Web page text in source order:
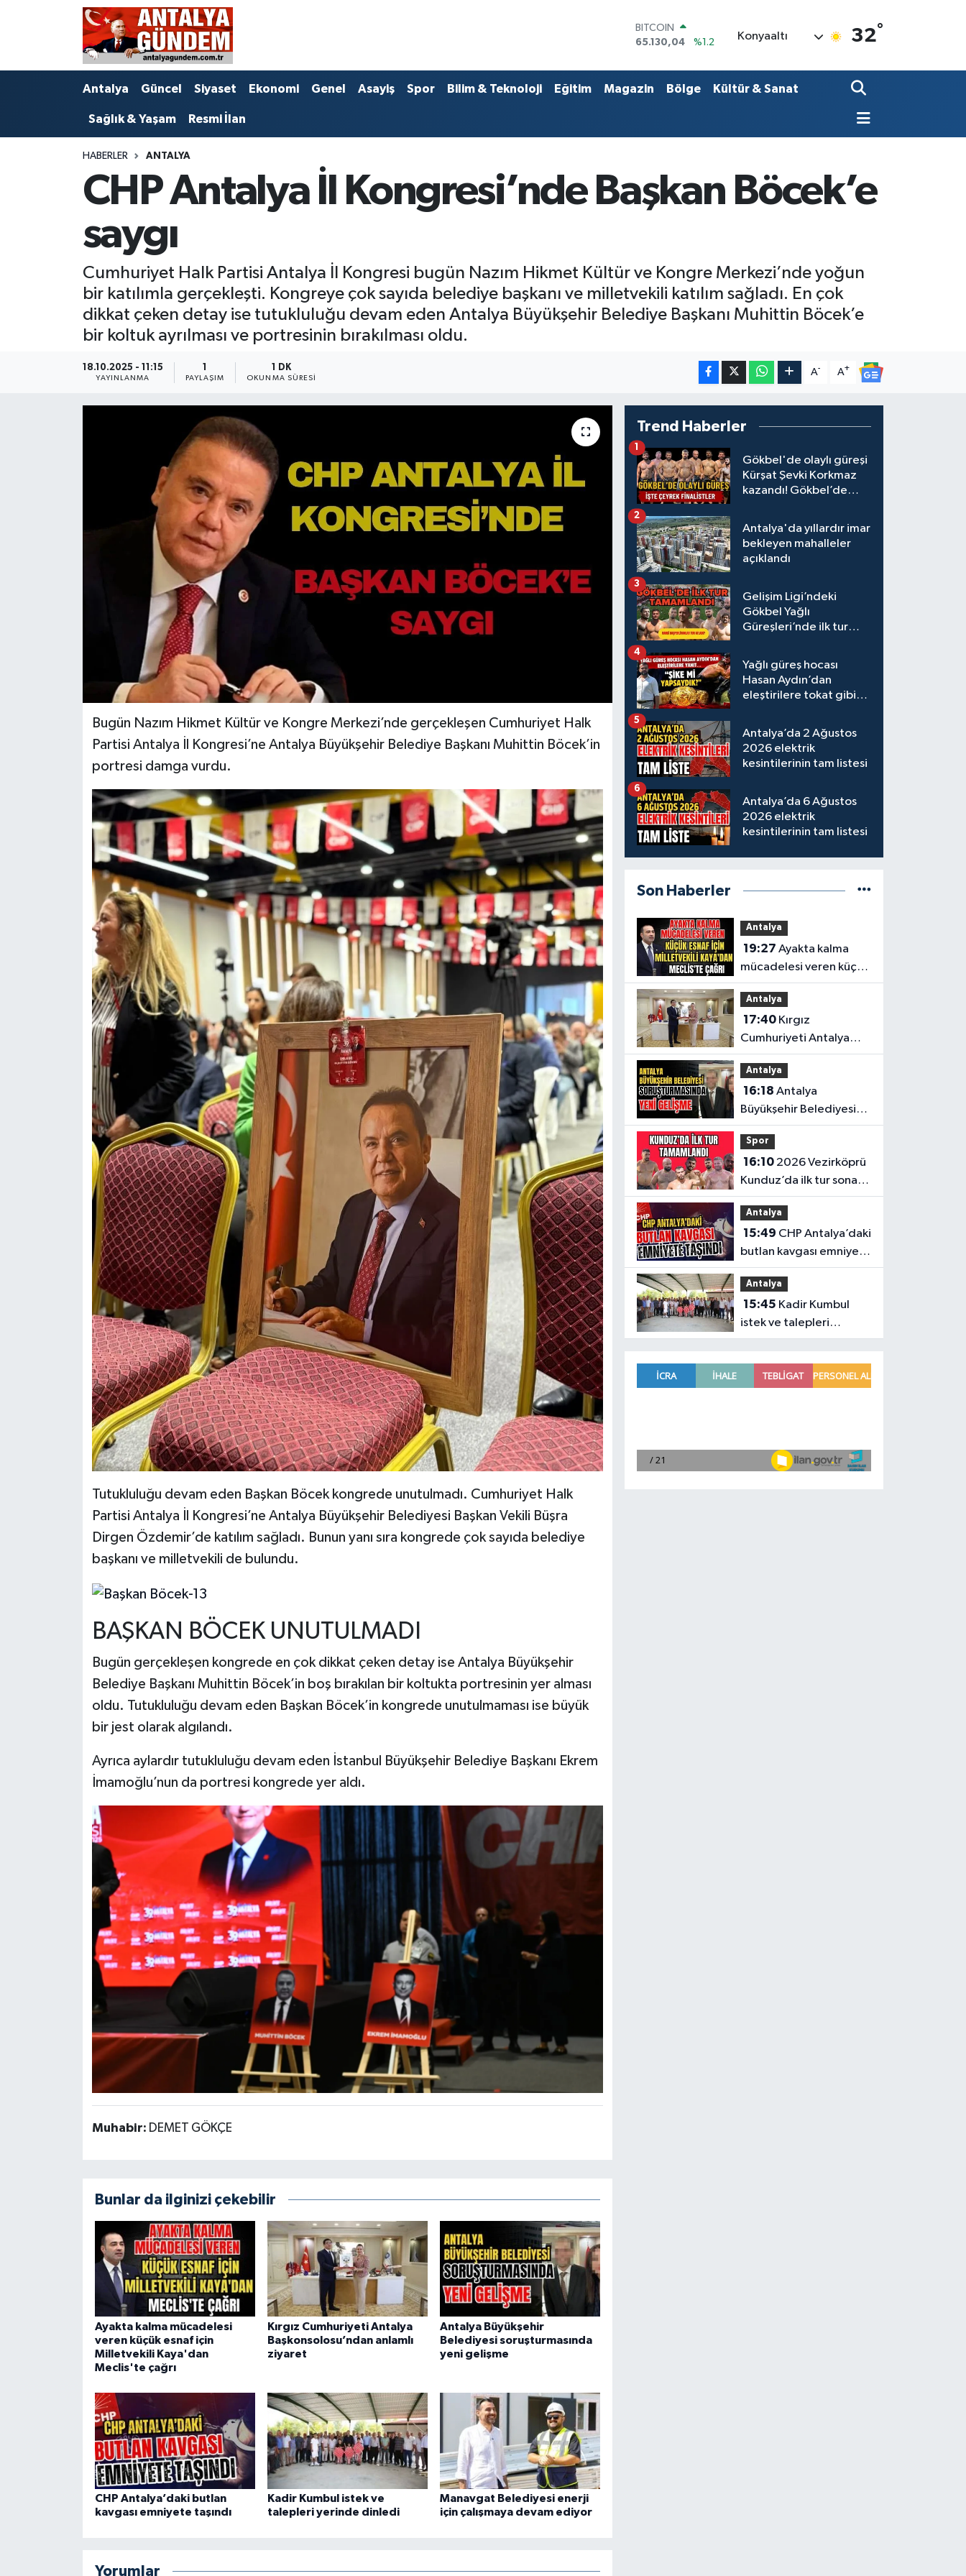
DOLAR
47,7106
%0.17
55,1652
%0.27
STERLİN
65.130,04
%1.2
Konyaaltı 32°
Antalya Güncel Siyaset Ekonomi Genel Asayiş Spor Bilim & Teknoloji Eğitim Magazin Bölge Kültür & Sanat
Sağlık & Yaşam Resmi İlan
HABERLER ANTALYA
CHP Antalya İl Kongresi’nde Başkan Böcek’e
saygı
Cumhuriyet Halk Partisi Antalya İl Kongresi bugün Nazım Hikmet Kültür ve Kongre Merkezi’nde yoğun
bir katılımla gerçekleşti. Kongreye çok sayıda belediye başkanı ve milletvekili katılım sağladı. En çok
dikkat çeken detay ise tutukluluğu devam eden Antalya Büyükşehir Belediye Başkanı Muhittin Böcek’e
bir koltuk ayrılması ve portresinin bırakılması oldu.
18.10.2025 - 11:15
YAYINLANMA
1
PAYLAŞIM
1 DK
OKUNMA SÜRESI
A- A+
Bugün Nazım Hikmet Kültür ve Kongre Merkezi’nde gerçekleşen Cumhuriyet Halk
Partisi Antalya İl Kongresi’ne Antalya Büyükşehir Belediye Başkanı Muhittin Böcek’in
portresi damga vurdu.
Tutukluluğu devam eden Başkan Böcek kongrede unutulmadı. Cumhuriyet Halk
Partisi Antalya İl Kongresi’ne Antalya Büyükşehir Belediyesi Başkan Vekili Büşra
Dirgen Özdemir’de katılım sağladı. Bunun yanı sıra kongrede çok sayıda belediye
başkanı ve milletvekili de bulundu.
BAŞKAN BÖCEK UNUTULMADI
Bugün gerçekleşen kongrede en çok dikkat çeken detay ise Antalya Büyükşehir
Belediye Başkanı Muhittin Böcek’in boş bırakılan bir koltukta portresinin yer alması
oldu. Tutukluluğu devam eden Başkan Böcek’in kongrede unutulmaması ise büyük
bir jest olarak algılandı.
Ayrıca aylardır tutukluluğu devam eden İstanbul Büyükşehir Belediye Başkanı Ekrem
İmamoğlu’nun da portresi kongrede yer aldı.
Muhabir: DEMET GÖKÇE
Bunlar da ilginizi çekebilir
Ayakta kalma mücadelesi
veren küçük esnaf için
Milletvekili Kaya'dan
Meclis'te çağrı
Kırgız Cumhuriyeti Antalya
Başkonsolosu’ndan anlamlı
ziyaret
Antalya Büyükşehir
Belediyesi soruşturmasında
yeni gelişme
CHP Antalya’daki butlan
kavgası emniyete taşındı
Kadir Kumbul istek ve
talepleri yerinde dinledi
Manavgat Belediyesi enerji
için çalışmaya devam ediyor
Yorumlar
Trend Haberler
Gökbel'de olaylı güreşi
Kürşat Şevki Korkmaz
kazandı! Gökbel’de
Gürbüz elendi!
1
Antalya'da yıllardır imar
bekleyen mahalleler
açıklandı
2
Gelişim Ligi’ndeki
Gökbel Yağlı
Güreşleri’nde ilk tur
3
Yağlı güreş hocası
Hasan Aydın’dan
eleştirilere tokat gibi
4
Antalya’da 2 Ağustos
2026 elektrik
kesintilerinin tam listesi
5
Antalya’da 6 Ağustos
2026 elektrik
kesintilerinin tam listesi
6
Son Haberler
Antalya
19:27
mücadelesi veren küçük
esnaf için Milletvekili
Kaya'dan Meclis'te
çağrı
Antalya
17:40Kırgız
Cumhuriyeti Antalya
Başkonsolosu’ndan
anlamlı ziyaret
Antalya
16:18
Büyükşehir Belediyesi
soruşturmasında yeni
gelişme
Spor
16:102026 Vezirköprü
Kunduz’da ilk tur sona
erdi. İşte son 64’e kalan
başpehlivanlar
Antalya
15:49
butlan kavgası emniyete
taşındı
Antalya
15:45
istek ve talepleri
yerinde dinledi
Antalya
Bilim & Teknoloji
Ekonomi
Görüntülü Haber
Kültür & Sanat
Siyaset
Antalya Nöbetçi Eczaneler
Antalya Hava Durumu
Antalya Namaz Vakitleri
Süper Lig Puan Durumu ve Fikstür
Tüm Manşetler
Son Dakika Haberleri
Haber Arşivi